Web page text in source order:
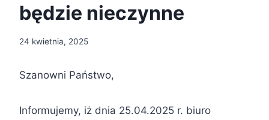
będzie nieczynne
24 kwietnia, 2025
Szanowni Państwo,
Informujemy, iż dnia 25.04.2025 r. biuro